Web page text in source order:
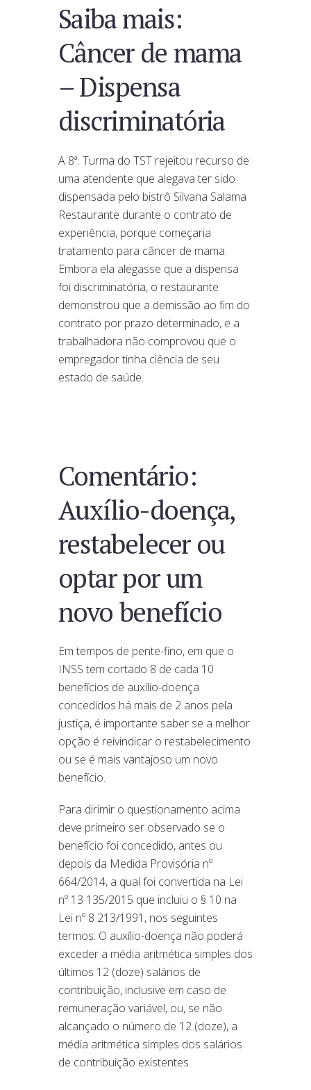
Saiba mais:
Câncer de mama
– Dispensa
discriminatória
A 8ª. Turma do TST rejeitou recurso de
uma atendente que alegava ter sido
dispensada pelo bistrô Silvana Salama
Restaurante durante o contrato de
experiência, porque começaria
tratamento para câncer de mama.
Embora ela alegasse que a dispensa
foi discriminatória, o restaurante
demonstrou que a demissão ao fim do
contrato por prazo determinado, e a
trabalhadora não comprovou que o
empregador tinha ciência de seu
estado de saúde.
Comentário:
Auxílio-doença,
restabelecer ou
optar por um
novo benefício
Em tempos de pente-fino, em que o
INSS tem cortado 8 de cada 10
benefícios de auxílio-doença
concedidos há mais de 2 anos pela
justiça, é importante saber se a melhor
opção é reivindicar o restabelecimento
ou se é mais vantajoso um novo
benefício.
Para dirimir o questionamento acima
deve primeiro ser observado se o
benefício foi concedido, antes ou
depois da Medida Provisória nº
664/2014, a qual foi convertida na Lei
nº 13 135/2015 que incluiu o § 10 na
Lei nº 8 213/1991, nos seguintes
termos: O auxílio-doença não poderá
exceder a média aritmética simples dos
últimos 12 (doze) salários de
contribuição, inclusive em caso de
remuneração variável, ou, se não
alcançado o número de 12 (doze), a
média aritmética simples dos salários
de contribuição existentes.